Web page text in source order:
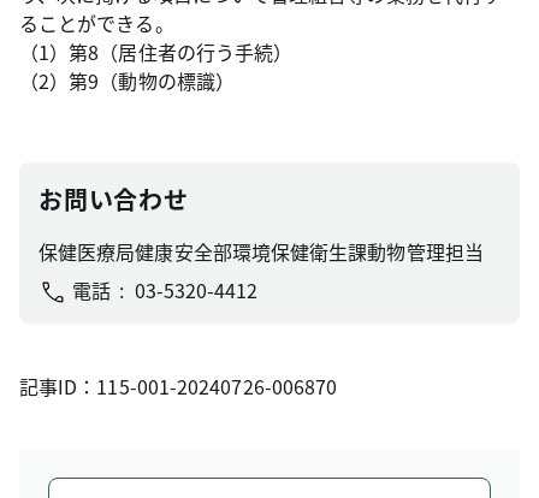
ることができる。
（1）第8（居住者の行う手続）
（2）第9（動物の標識）
お問い合わせ
保健医療局健康安全部環境保健衛生課動物管理担当
電話
03-5320-4412
記事ID：115-001-20240726-006870